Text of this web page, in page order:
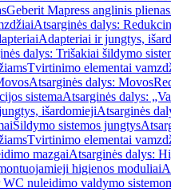
Geberit Mapress anglinis plienas
Atsarginės dalys:
Adapteriai ir jungtys,
dalys: Trišakiai šildymo
Tvirtinimo elementai
Atsarginės dalys: Movos
sistemaAtsarginės dalys:
išardomiejiAtsarginės
Šildymo sistemos jungtys
Tvirtinimo elementai
mazgaiAtsarginės dalys:
higienos moduliai
nuleidimo valdymo